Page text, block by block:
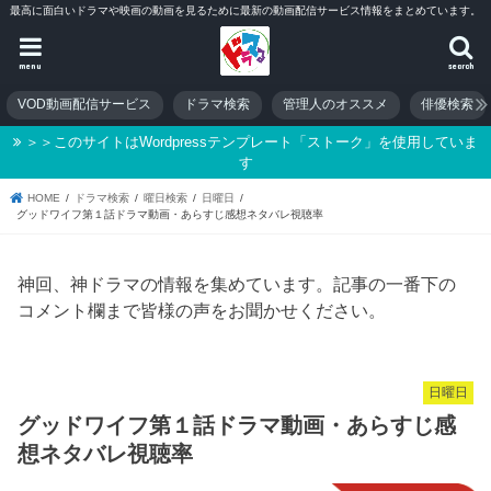
最高に面白いドラマや映画の動画を見るために最新の動画配信サービス情報をまとめています。
search
menu
VOD動画配信サービス ドラマ検索 管理人のオススメ 俳優検索
＞＞このサイトはWordpressテンプレート「ストーク」を使用していま
す
HOME ドラマ検索 曜日検索
日曜日
グッドワイフ第１話ドラマ動画・あらすじ感想ネタバレ視聴率
神回、神ドラマの情報を集めています。記事の一番下の
コメント欄まで皆様の声をお聞かせください。
日曜日
グッドワイフ第１話ドラマ動画・あらすじ感
想ネタバレ視聴率